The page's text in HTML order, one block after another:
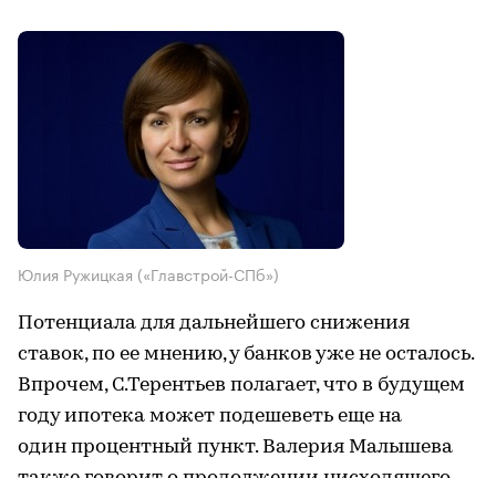
Юлия Ружицкая («Главстрой-СПб»)
Потенциала для дальнейшего снижения
ставок, по ее мнению, у банков уже не осталось.
Впрочем, С.Терентьев полагает, что в будущем
году ипотека может подешеветь еще на
один процентный пункт. Валерия Малышева